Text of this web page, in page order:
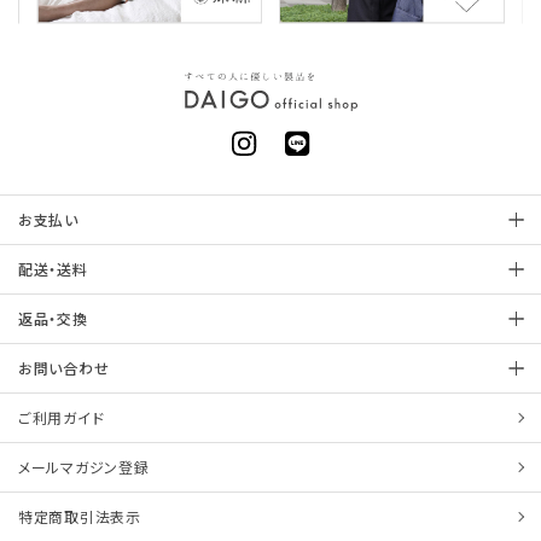
お支払い
配送・送料
返品・交換
お問い合わせ
ご利用ガイド
メールマガジン登録
特定商取引法表示